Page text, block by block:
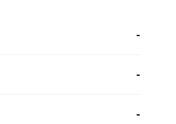
-
-
-